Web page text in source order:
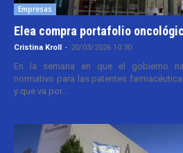
Empresas
Elea compra portafolio
Cristina Kroll - 20/03/2026 10:30
En la semana en que el gobierno
normativo para las patentes
y que va por...